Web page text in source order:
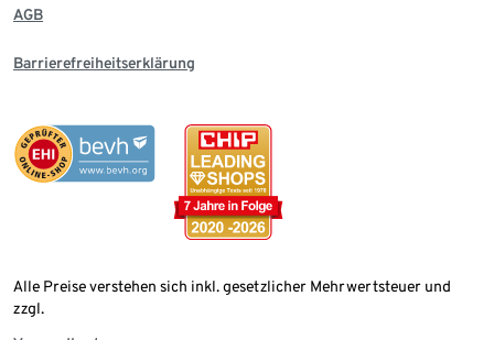
AGB
Barrierefreiheitserklärung
Alle Preise verstehen sich inkl. gesetzlicher Mehrwertsteuer und
zzgl.